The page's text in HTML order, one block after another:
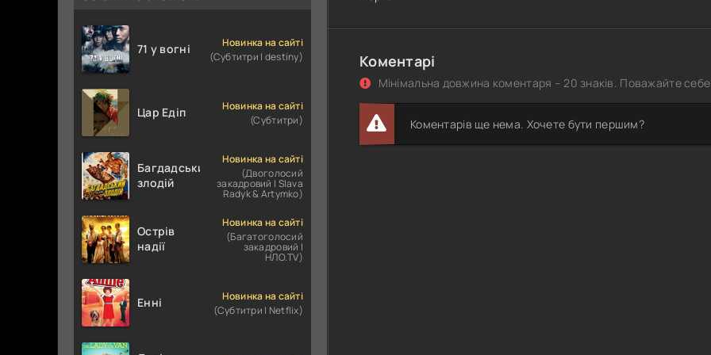
Коментарі
Мінімальна довжина коментаря – 20 знаків. Поважайте себе
Коментарів ще нема. Хочете бути першим?
71 у вогні
Новинка на сайті
(Субтитри | destiny)
Цар Едіп
Новинка на сайті
(Субтитри)
Багдадський
злодій
Новинка на сайті
(Двоголосий
закадровий | Slava
Radyk & Artymko)
Острів
надії
Новинка на сайті
(Багатоголосий
закадровий |
НЛО.TV)
Енні
Новинка на сайті
(Субтитри | Netflix)